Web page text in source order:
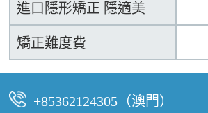
進口隱形矯正 隱適美
矯正難度費
+85362124305（澳門）